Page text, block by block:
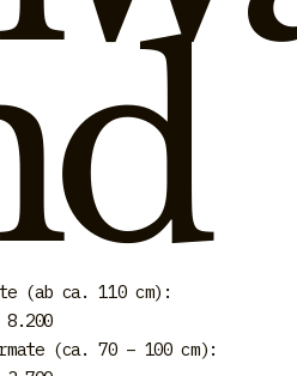
(ab ca. 110 cm):
(ca. 70 – 100 cm):